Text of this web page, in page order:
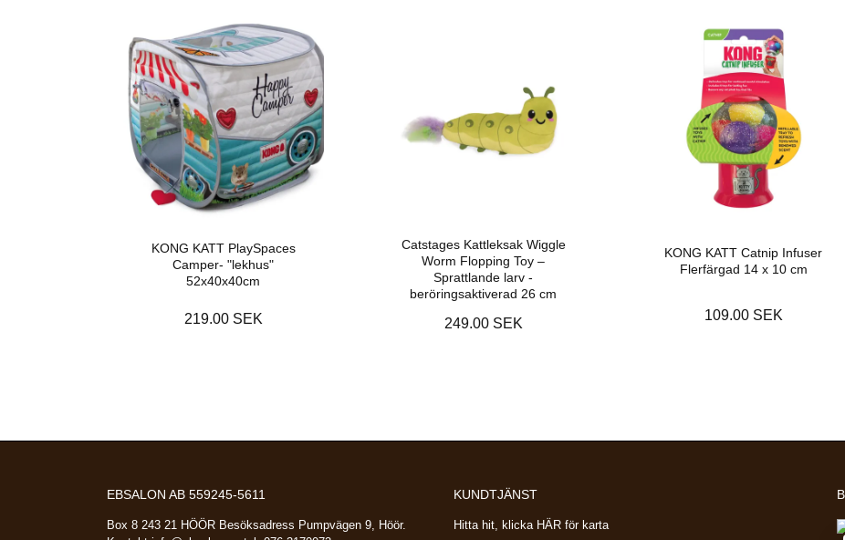
KONG KATT PlaySpaces
Camper- "lekhus"
52x40x40cm
219.00 SEK
Catstages Kattleksak Wiggle
Worm Flopping Toy –
Sprattlande larv -
beröringsaktiverad 26 cm
249.00 SEK
KONG KATT Catnip Infuser
Flerfärgad 14 x 10 cm
109.00 SEK
EBSALON AB 559245-5611
Box 8 243 21 HÖÖR Besöksadress Pumpvägen 9, Höör.
KUNDTJÄNST
Hitta hit, klicka HÄR för karta